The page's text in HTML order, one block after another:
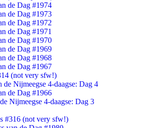
de Dag #1974
de Dag #1973
de Dag #1972
de Dag #1971
de Dag #1970
de Dag #1969
de Dag #1968
de Dag #1967
(not very sfw!)
Nijmeegse 4-daagse: Dag 4
de Dag #1966
Nijmeegse 4-daagse: Dag 3
#316 (not very sfw!)